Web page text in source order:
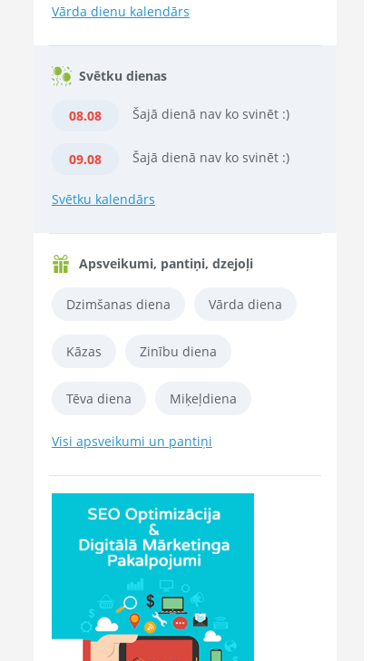
Vārda dienu kalendārs
Svētku dienas
08.08 Šajā dienā nav ko svinēt :)
09.08 Šajā dienā nav ko svinēt :)
Svētku kalendārs
Apsveikumi, pantiņi, dzejoļi
Dzimšanas diena Vārda diena
Kāzas Zinību diena
Tēva diena Miķeļdiena
Visi apsveikumi un pantiņi